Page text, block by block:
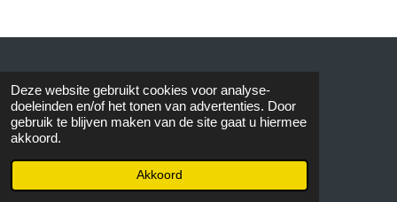
Deze website gebruikt cookies voor analyse-
doeleinden en/of het tonen van advertenties. Door
gebruik te blijven maken van de site gaat u hiermee
akkoord.
Akkoord
© 2015 AVOS